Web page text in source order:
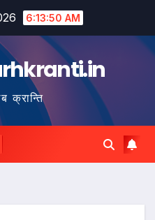
6:13:50 AM
क्रान्ति